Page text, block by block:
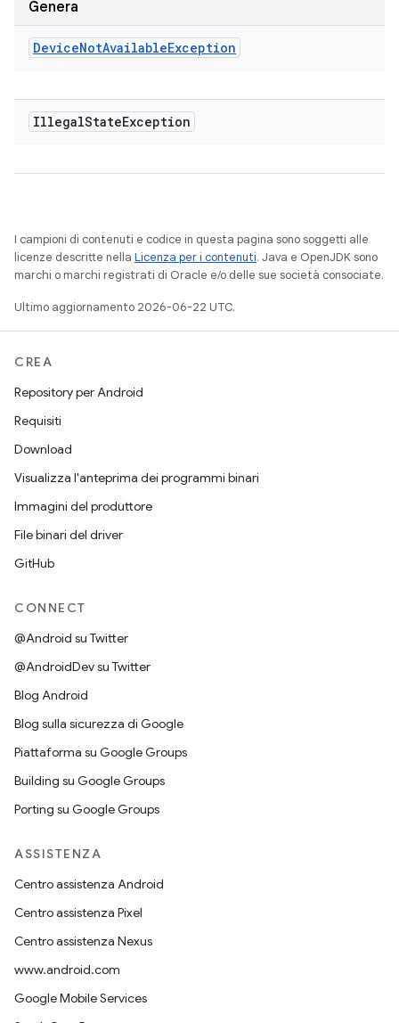
Genera
DeviceNotAvailableException
IllegalStateException
I campioni di contenuti e codice in questa pagina sono soggetti alle
licenze descritte nella Licenza per i contenuti. Java e OpenJDK sono
marchi o marchi registrati di Oracle e/o delle sue società consociate.
Ultimo aggiornamento 2026-06-22 UTC.
CREA
Repository per Android
Requisiti
Download
Visualizza l'anteprima dei programmi binari
Immagini del produttore
File binari del driver
GitHub
CONNECT
@Android su Twitter
@AndroidDev su Twitter
Blog Android
Blog sulla sicurezza di Google
Piattaforma su Google Groups
Building su Google Groups
Porting su Google Groups
ASSISTENZA
Centro assistenza Android
Centro assistenza Pixel
Centro assistenza Nexus
www.android.com
Google Mobile Services